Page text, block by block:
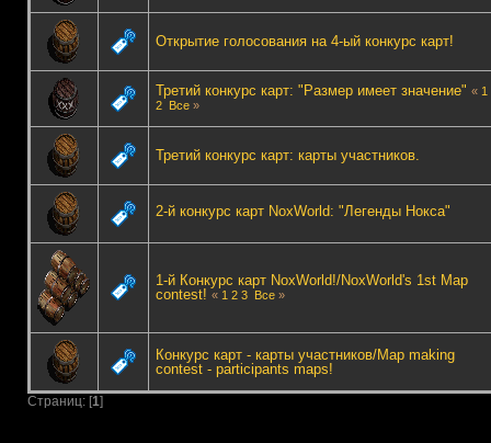
Открытие голосования на 4-ый конкурс карт!
Третий конкурс карт: "Размер имеет значение" « 1
2 Все»
Третий конкурс карт: карты участников.
2-й конкурс карт NoxWorld: "Легенды Нокса"
1-й Конкурс карт NoxWorld!/NoxWorld's 1st Map
contest! « 1 2 3 Все»
Конкурс карт - карты участников/Map making
contest - participants maps!
Страниц: [1]